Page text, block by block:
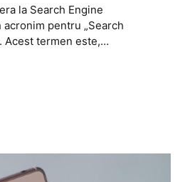
la Search Engine
pentru „Search
Acest termen este,…